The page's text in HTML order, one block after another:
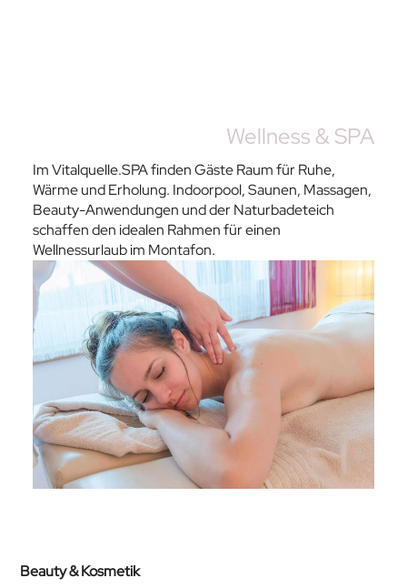
Wellness & SPA
Im Vitalquelle.SPA finden Gäste Raum für Ruhe,
Wärme und Erholung. Indoorpool, Saunen, Massagen,
Beauty-Anwendungen und der Naturbadeteich
schaffen den idealen Rahmen für einen
Wellnessurlaub im Montafon.
Beauty & Kosmetik